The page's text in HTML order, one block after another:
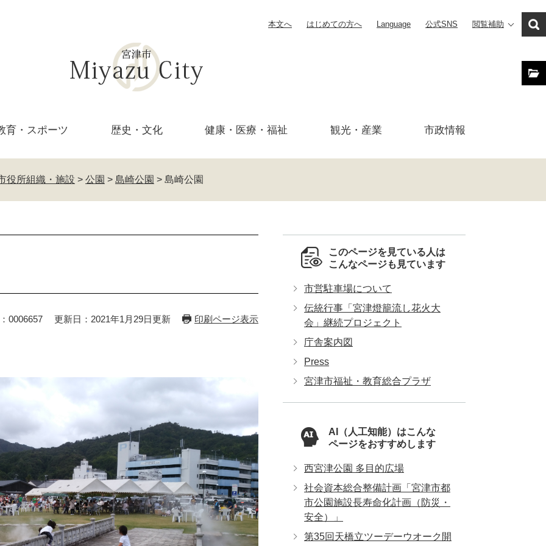
本文へ はじめての方へ Language 公式SNS 閲覧補助
育・ スポーツ 歴史・文化 健康・医療・ 福祉 観光・産業 市政情報
役所組織・施設 > 公園 > 島崎公園 > 島崎公園
0006657 更新日：2021年1月29日更新 印刷ページ表示
このページを見ている人は
こんなページも見ています
市営駐車場について
伝統行事「宮津燈籠流し花火大
会」継続プロジェクト
庁舎案内図
Press
宮津市福祉・教育総合プラザ
AI（人工知能）はこんな
ページをおすすめします
西宮津公園 多目的広場
社会資本総合整備計画「宮津市都
市公園施設長寿命化計画（防災・
安全）」
第35回天橋立ツーデーウオーク開